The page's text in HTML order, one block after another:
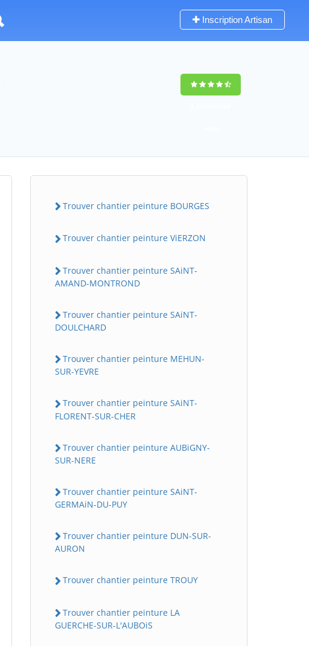
Inscription Artisan
Trouver chantier peinture BOURGES
Trouver chantier peinture ViERZON
Trouver chantier peinture SAiNT-
AMAND-MONTROND
Trouver chantier peinture SAiNT-
DOULCHARD
Trouver chantier peinture MEHUN-
SUR-YEVRE
Trouver chantier peinture SAiNT-
FLORENT-SUR-CHER
Trouver chantier peinture AUBiGNY-
SUR-NERE
Trouver chantier peinture SAiNT-
GERMAiN-DU-PUY
Trouver chantier peinture DUN-SUR-
AURON
Trouver chantier peinture TROUY
Trouver chantier peinture LA
GUERCHE-SUR-L'AUBOiS